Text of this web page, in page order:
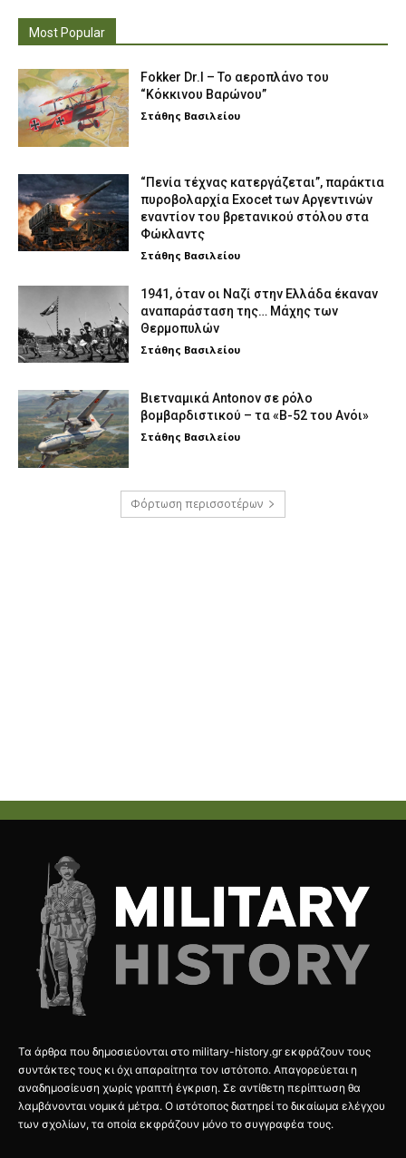
Most Popular
Fokker Dr.I – To αεροπλάνο του
“Κόκκινου Βαρώνου”
Στάθης Βασιλείου
“Πενία τέχνας κατεργάζεται”, παράκτια
πυροβολαρχία Exocet των Αργεντινών
εναντίον του βρετανικού στόλου στα
Φώκλαντς
Στάθης Βασιλείου
1941, όταν οι Ναζί στην Ελλάδα έκαναν
αναπαράσταση της… Μάχης των
Θερμοπυλών
Στάθης Βασιλείου
Βιετναμικά Antonov σε ρόλο
βομβαρδιστικού – τα «Β-52 του Ανόι»
Στάθης Βασιλείου
Φόρτωση περισσοτέρων
Τα άρθρα που δημοσιεύονται στο military-history.gr εκφράζουν τους
συντάκτες τους κι όχι απαραίτητα τον ιστότοπο. Απαγορεύεται η
αναδημοσίευση χωρίς γραπτή έγκριση. Σε αντίθετη περίπτωση θα
λαμβάνονται νομικά μέτρα. Ο ιστότοπος διατηρεί το δικαίωμα ελέγχου
των σχολίων, τα οποία εκφράζουν μόνο το συγγραφέα τους.